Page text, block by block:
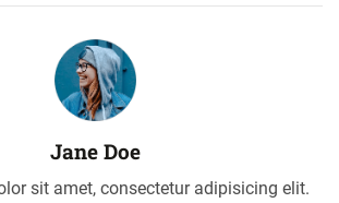
Jane Doe
sit amet, consectetur adipisicing elit.